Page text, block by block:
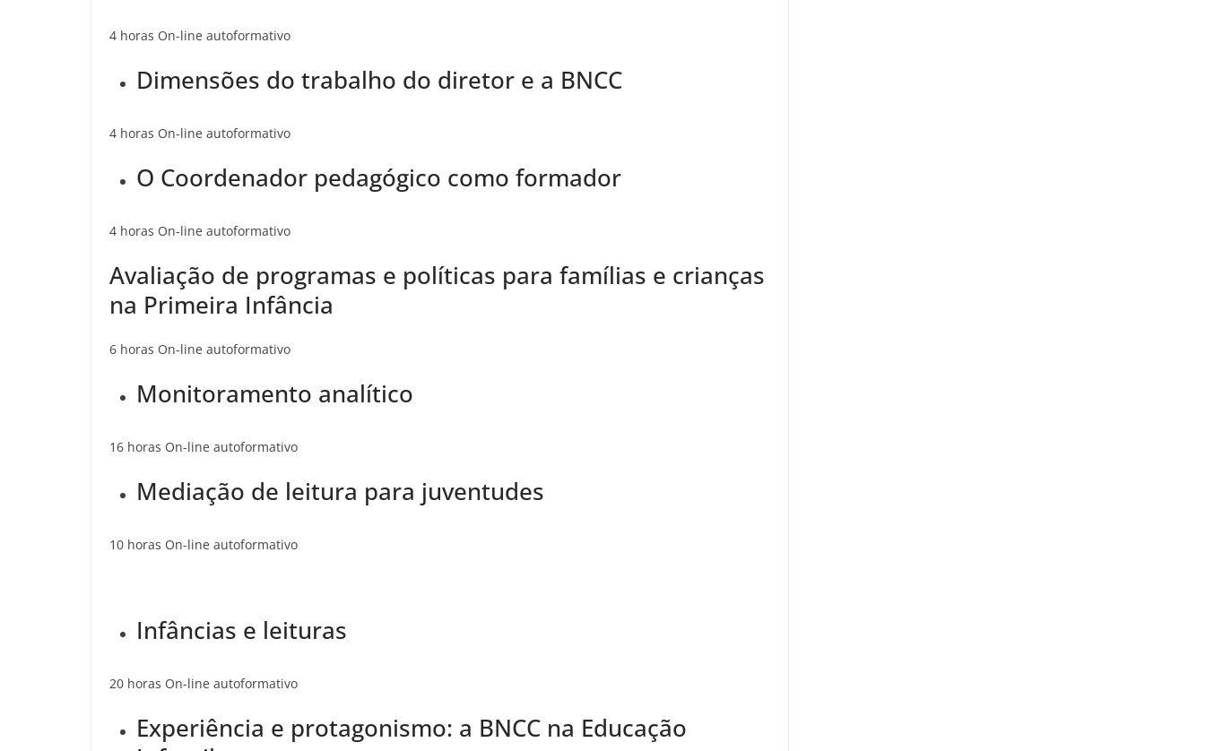
4 horas On-line autoformativo
Dimensões do trabalho do diretor e a BNCC
4 horas On-line autoformativo
O Coordenador pedagógico como formador
4 horas On-line autoformativo
Avaliação de programas e políticas para famílias e crianças
na Primeira Infância
6 horas On-line autoformativo
Monitoramento analítico
16 horas On-line autoformativo
Mediação de leitura para juventudes
10 horas On-line autoformativo
Infâncias e leituras
20 horas On-line autoformativo
Experiência e protagonismo: a BNCC na Educação